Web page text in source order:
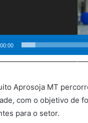
00:00
Aprosoja MT
com o objetivo de
para o setor.